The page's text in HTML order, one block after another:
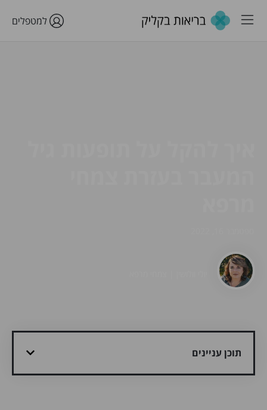
למטפלים
תוכן עניינים